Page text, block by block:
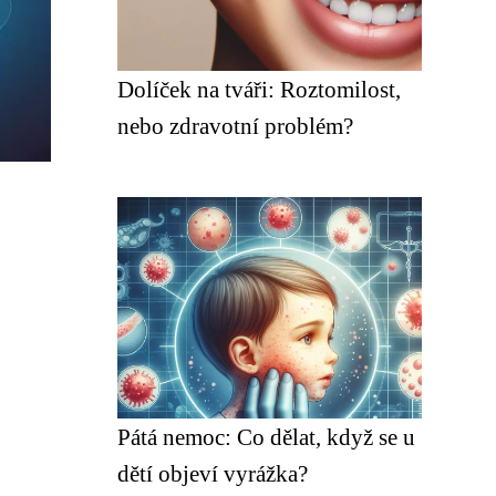
Dolíček na tváři: Roztomilost,
nebo zdravotní problém?
Pátá nemoc: Co dělat, když se u
dětí objeví vyrážka?